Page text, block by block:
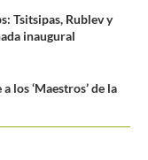
Tsitsipas, Rublev y
inaugural
los ‘Maestros’ de la